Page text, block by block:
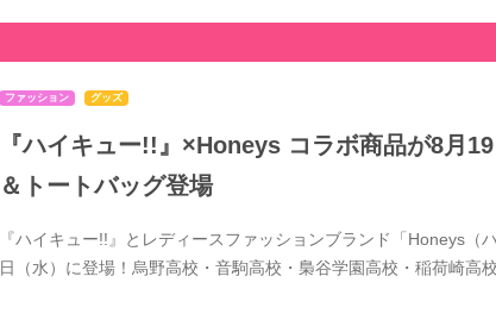
ファッション グッズ
『ハイキュー!!』×Honeys コラボ商品が8月
＆トートバッグ登場
『ハイキュー!!』とレディースファッションブランド「Honeys
日（水）に登場！烏野高校・音駒高校・梟谷学園高校・稲荷崎高